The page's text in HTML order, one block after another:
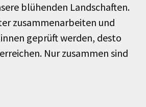
blühenden Landschaften.
zusammenarbeiten und
geprüft werden, desto
Nur zusammen sind